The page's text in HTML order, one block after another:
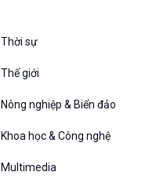
Góc nhìn VOV1
10 phút Sự kiện - Luận bàn
Dòng chảy sự kiện
Đối thoại
Thời sự
Thế giới
Nông nghiệp & Biển đảo
Khoa học & Công nghệ
Multimedia